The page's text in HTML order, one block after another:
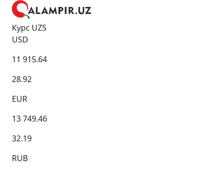
Курс UZS
USD
11 915.64
28.92
EUR
13 749.46
32.19
RUB